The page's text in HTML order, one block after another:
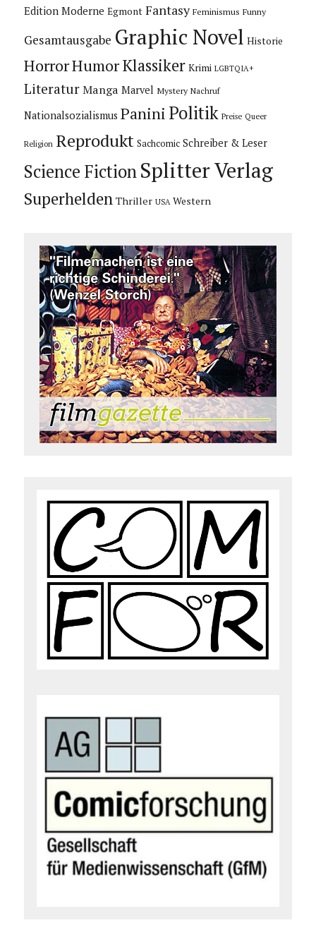
Edition Moderne Egmont Fantasy Feminismus Funny
Gesamtausgabe Graphic Novel Historie
HorrorHumorKlassiker Krimi LGBTQIA+
Literatur Manga Marvel Mystery Nachruf
Nationalsozialismus Panini Politik Preise Queer
Religion Reprodukt Sachcomic Schreiber & Leser
Science Fiction Splitter Verlag
Superhelden Thriller USA Western